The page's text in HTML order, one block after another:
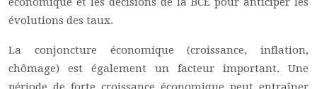
évolutions des taux.
La conjoncture économique (croissance, inflation,
chômage) est également un facteur important. Une